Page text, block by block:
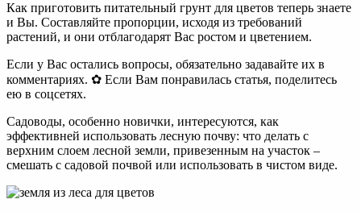
Как приготовить питательный грунт для цветов теперь знаете
и Вы. Составляйте пропорции, исходя из требований
растений, и они отблагодарят Вас ростом и цветением.
Если у Вас остались вопросы, обязательно задавайте их в
комментариях. ✿ Если Вам понравилась статья, поделитесь
ею в соцсетях.
Садоводы, особенно новички, интересуются, как
эффективней использовать лесную почву: что делать с
верхним слоем лесной земли, привезенным на участок –
смешать с садовой почвой или использовать в чистом виде.